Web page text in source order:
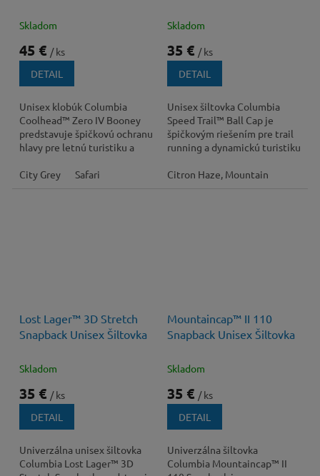
Skladom
45 € / ks
DETAIL
Unisex klobúk Columbia
Coolhead™ Zero IV Booney
predstavuje špičkovú ochranu
hlavy pre letnú turistiku a
najvyšších...
City Grey Safari
Skladom
35 € / ks
DETAIL
Unisex šiltovka Columbia
Speed Trail™ Ball Cap je
špičkovým riešením pre trail
running a dynamickú turistiku
Kombinuje...
Citron Haze, Mountain
Lost Lager™ 3D Stretch
Snapback Unisex Šiltovka
Skladom
35 € / ks
DETAIL
Univerzálna unisex šiltovka
Columbia Lost Lager™ 3D
Mountaincap™ II 110
Snapback Unisex Šiltovka
Skladom
35 € / ks
DETAIL
Univerzálna šiltovka
Columbia Mountaincap™ II